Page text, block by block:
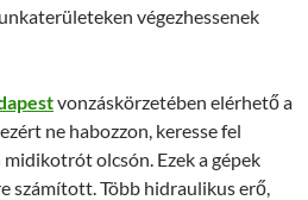
végezhessenek
vonzáskörzetében elérhető a
ne habozzon, keresse fel
olcsón. Ezek a gépek
számított. Több hidraulikus erő,